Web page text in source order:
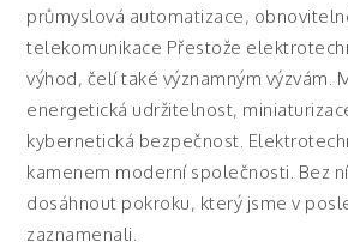
průmyslová automatizace,
telekomunikace Přestože
výhod, čelí také významným výzvám.
energetická udržitelnost,
kybernetická bezpečnost.
kamenem moderní společnosti. Bez
dosáhnout pokroku, který jsme v
zaznamenali.